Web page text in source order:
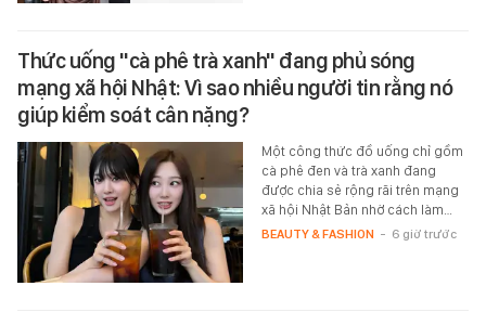
Thức uống "cà phê trà xanh" đang phủ sóng
mạng xã hội Nhật: Vì sao nhiều người tin rằng nó
giúp kiểm soát cân nặng?
Một công thức đồ uống chỉ gồm
cà phê đen và trà xanh đang
được chia sẻ rộng rãi trên mạng
xã hội Nhật Bản nhờ cách làm…
BEAUTY & FASHION - 6 giờ trước